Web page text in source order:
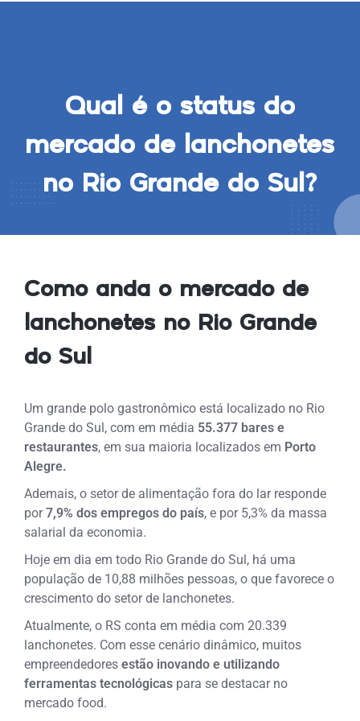
Qual é o status do
mercado de lanchonetes
no Rio Grande do Sul?
Como anda o mercado de
lanchonetes no Rio Grande
do Sul
Um grande polo gastronômico está localizado no Rio
Grande do Sul, com em média 55.377 bares e
restaurantes, em sua maioria localizados em Porto
Alegre.
Ademais, o setor de alimentação fora do lar responde
por7,9% dos empregos do país, e por 5,3% da massa
salarial da economia.
Hoje em dia em todo Rio Grande do Sul, há uma
população de 10,88 milhões pessoas, o que favorece o
crescimento do setor de lanchonetes.
Atualmente, o RS conta em média com 20.339
lanchonetes. Com esse cenário dinâmico, muitos
empreendedores estão inovando e utilizando
ferramentas tecnológicas para se destacar no
mercado food.